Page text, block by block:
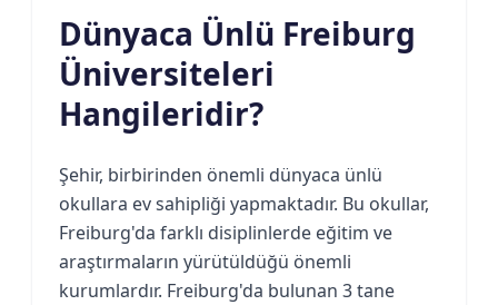
Dünyaca Ünlü Freiburg
Üniversiteleri
Hangileridir?
Şehir, birbirinden önemli dünyaca ünlü
okullara ev sahipliği yapmaktadır. Bu okullar,
Freiburg'da farklı disiplinlerde eğitim ve
araştırmaların yürütüldüğü önemli
kurumlardır. Freiburg'da bulunan 3 tane